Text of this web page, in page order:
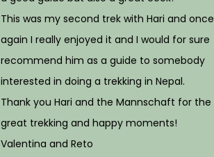
This was my second trek with Hari and once
again I really enjoyed it and I would for sure
recommend him as a guide to somebody
interested in doing a trekking in Nepal.
Thank you Hari and the Mannschaft for the
great trekking and happy moments!
Valentina and Reto